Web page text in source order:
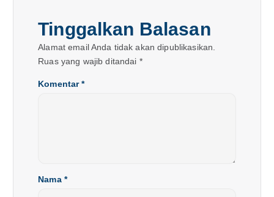
Tinggalkan Balasan
Alamat email Anda tidak akan dipublikasikan.
Ruas yang wajib ditandai *
Komentar*
Nama *